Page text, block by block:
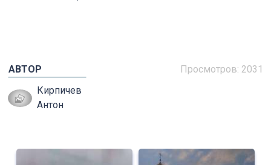
Просмотров: 2031
АВТОР
Кирпичев
Антон